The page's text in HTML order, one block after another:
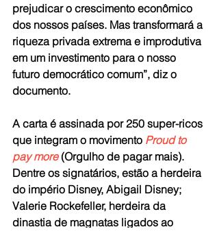
prejudicar o crescimento econômico
dos nossos países. Mas transformará a
riqueza privada extrema e improdutiva
em um investimento para o nosso
futuro democrático comum”, diz o
documento.
A carta é assinada por 250 super-ricos
que integram o movimento Proud to
pay more (Orgulho de pagar mais).
Dentre os signatários, estão a herdeira
do império Disney, Abigail Disney;
Valerie Rockefeller, herdeira da
dinastia de magnatas ligados ao